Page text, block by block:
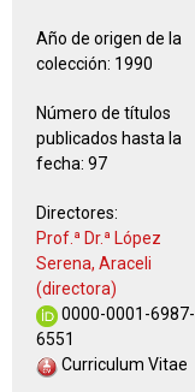
Año de origen de la
colección: 1990
Número de títulos
publicados hasta la
fecha: 97
Directores:
Prof.ª Dr.ª López
Serena, Araceli
(directora)
0000-0001-6987-
6551
Curriculum Vitae